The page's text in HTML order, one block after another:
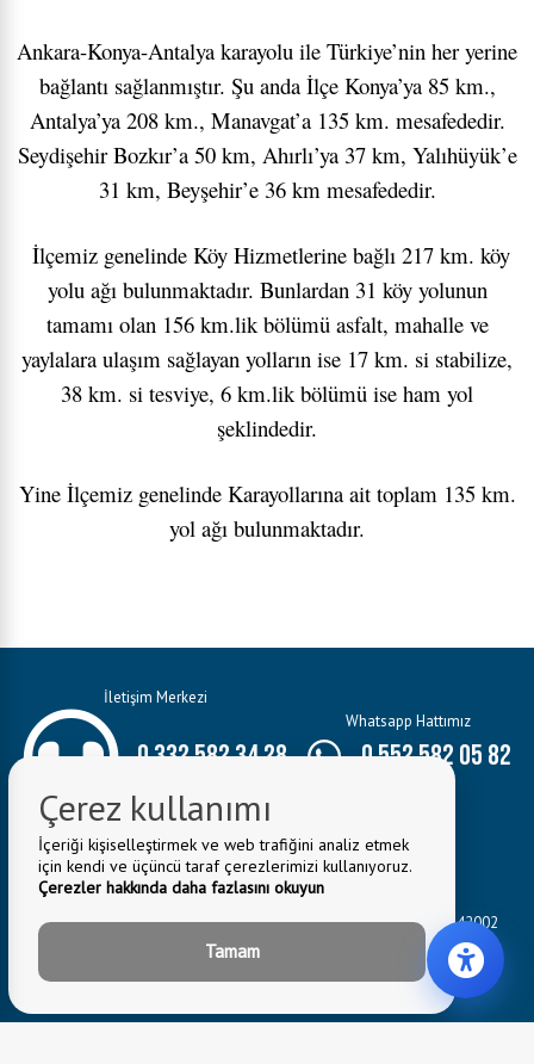
Ankara-Konya-Antalya karayolu ile Türkiye’nin her yerine
bağlantı sağlanmıştır. Şu anda İlçe Konya’ya 85 km.,
Antalya’ya 208 km., Manavgat’a 135 km. mesafededir.
Seydişehir Bozkır’a 50 km, Ahırlı’ya 37 km, Yalıhüyük’e
31 km, Beyşehir’e 36 km mesafededir.
İlçemiz genelinde Köy Hizmetlerine bağlı 217 km. köy
yolu ağı bulunmaktadır. Bunlardan 31 köy yolunun
tamamı olan 156 km.lik bölümü asfalt, mahalle ve
yaylalara ulaşım sağlayan yolların ise 17 km. si stabilize,
38 km. si tesviye, 6 km.lik bölümü ise ham yol
şeklindedir.
Yine İlçemiz genelinde Karayollarına ait toplam 135 km.
yol ağı bulunmaktadır.
İletişim Merkezi
0 332 582 34 28
Whatsapp Hattımız
0 552 582 05 82
E-Mail:bilgi@seydisehir.bel.tr
Belediye Adresi:Hacı Seyit Ali Mahallesi Mevlâna Caddesi No:3 42002
Seydişehir/KONYA
Fax:
Çerez kullanımı
İçeriği kişiselleştirmek ve web trafiğini analiz etmek
için kendi ve üçüncü taraf çerezlerimizi kullanıyoruz.
Çerezler hakkında daha fazlasını okuyun
Tamam